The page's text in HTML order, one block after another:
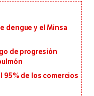
dengue y el Minsa
de progresión
95% de los comercios